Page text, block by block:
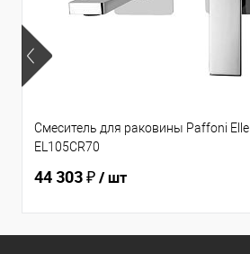
Смеситель для раковины Paffoni Elle
EL105CR70
44 303 ₽/ шт